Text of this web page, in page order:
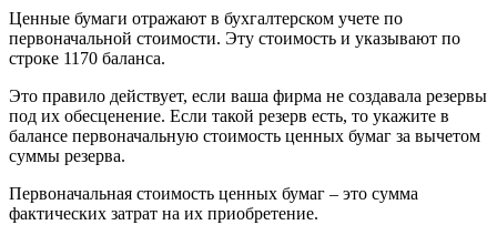
Ценные бумаги отражают в бухгалтерском учете по
первоначальной стоимости. Эту стоимость и указывают по
строке 1170 баланса.
Это правило действует, если ваша фирма не создавала резервы
под их обесценение. Если такой резерв есть, то укажите в
балансе первоначальную стоимость ценных бумаг за вычетом
суммы резерва.
Первоначальная стоимость ценных бумаг – это сумма
фактических затрат на их приобретение.